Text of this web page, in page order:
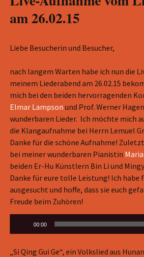
am 26.02.15
Liebe Besucherin und Besucher,
nach langem Warten habe ich nun die
meinem Liederabend am 26.02.15
mich bei den beiden hervorragenden
Elmar Lampson und Prof. Werner
wunderbaren Lieder. Ich möchte mich
die Klangaufnahme bei Herrn Lemuel
Danke für die schöne Aufnahme!
bei meiner wunderbaren Pianistin
beiden Er-Hu Künstlern Bin Li und
Danke für eure tolle Leistung! Ich habe
ausgesucht und hoffe, dass sie euch
Freude beim Zuhören!
Player
00:00
„Si Qing Gui Ge“, ein Volkslied aus